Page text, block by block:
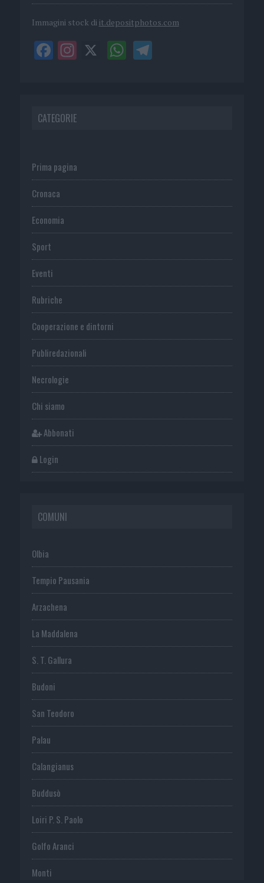
Immagini stock di it.depositphotos.com
CATEGORIE
Prima pagina
Cronaca
Economia
Sport
Eventi
Rubriche
Cooperazione e dintorni
Publiredazionali
Necrologie
Chi siamo
Abbonati
Login
COMUNI
Olbia
Tempio Pausania
Arzachena
La Maddalena
S. T. Gallura
Budoni
San Teodoro
Palau
Calangianus
Buddusò
Loiri P. S. Paolo
Golfo Aranci
Monti